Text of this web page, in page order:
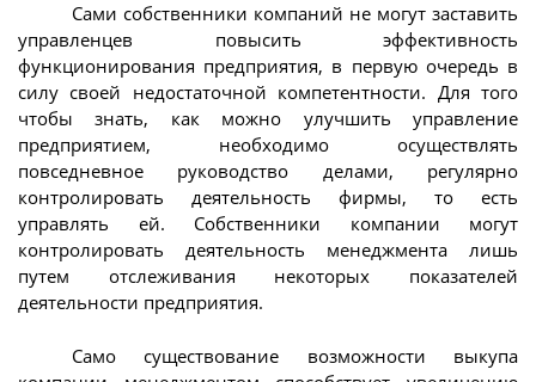
Сами собственники компаний не могут заставить
управленцев повысить эффективность
функционирования предприятия, в первую очередь в
силу своей недостаточной компетентности. Для того
чтобы знать, как можно улучшить управление
предприятием, необходимо осуществлять
повседневное руководство делами, регулярно
контролировать деятельность фирмы, то есть
управлять ей. Собственники компании могут
контролировать деятельность менеджмента лишь
путем отслеживания некоторых показателей
деятельности предприятия.
Само существование возможности выкупа